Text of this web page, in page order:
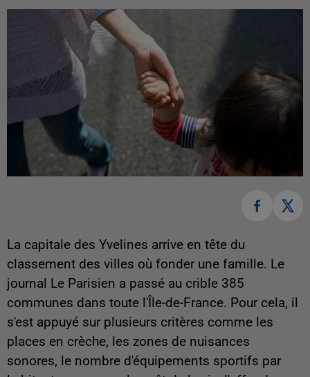
La capitale des Yvelines arrive en tête du
classement des villes où fonder une famille. Le
journal Le Parisien a passé au crible 385
communes dans toute l'Île-de-France. Pour cela, il
s'est appuyé sur plusieurs critères comme les
places en crèche, les zones de nuisances
sonores, le nombre d'équipements sportifs par